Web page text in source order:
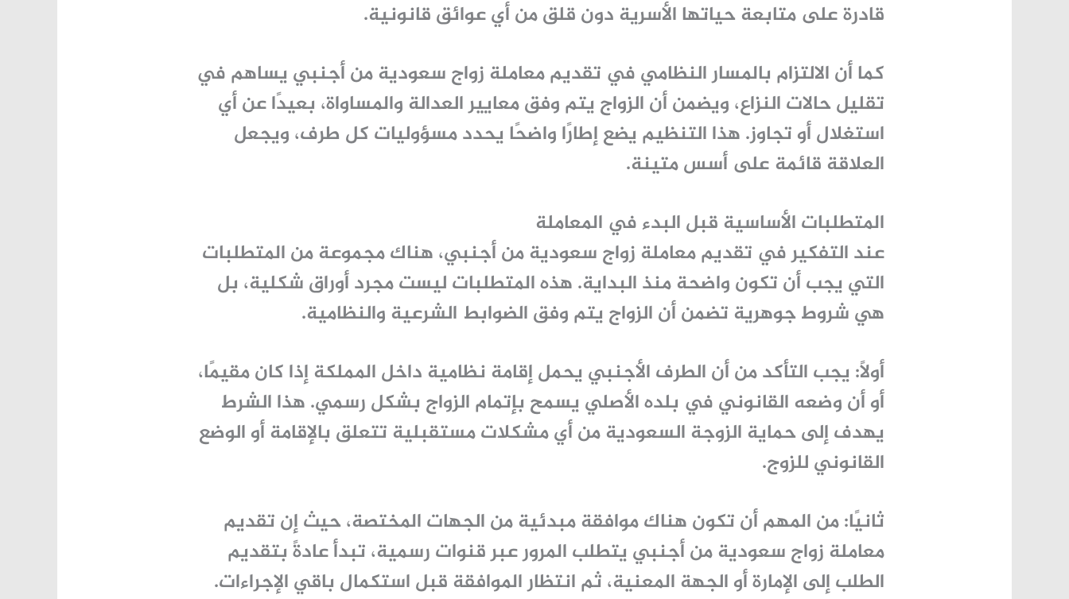
قادرة على متابعة حياتها الأسرية دون قلق من أي عوائق قانونية.
كما أن الالتزام بالمسار النظامي في تقديم معاملة زواج سعودية من أجنبي يساهم في
تقليل حالات النزاع، ويضمن أن الزواج يتم وفق معايير العدالة والمساواة، بعيدًا عن أي
استغلال أو تجاوز. هذا التنظيم يضع إطارًا واضحًا يحدد مسؤوليات كل طرف، ويجعل
العلاقة قائمة على أسس متينة.
المتطلبات الأساسية قبل البدء في المعاملة
عند التفكير في تقديم معاملة زواج سعودية من أجنبي، هناك مجموعة من المتطلبات
التي يجب أن تكون واضحة منذ البداية. هذه المتطلبات ليست مجرد أوراق شكلية، بل
هي شروط جوهرية تضمن أن الزواج يتم وفق الضوابط الشرعية والنظامية.
أولًا: يجب التأكد من أن الطرف الأجنبي يحمل إقامة نظامية داخل المملكة إذا كان مقيمًا،
أو أن وضعه القانوني في بلده الأصلي يسمح بإتمام الزواج بشكل رسمي. هذا الشرط
يهدف إلى حماية الزوجة السعودية من أي مشكلات مستقبلية تتعلق بالإقامة أو الوضع
القانوني للزوج.
ثانيًا: من المهم أن تكون هناك موافقة مبدئية من الجهات المختصة، حيث إن تقديم
معاملة زواج سعودية من أجنبي يتطلب المرور عبر قنوات رسمية، تبدأ عادةً بتقديم
الطلب إلى الإمارة أو الجهة المعنية، ثم انتظار الموافقة قبل استكمال باقي الإجراءات.